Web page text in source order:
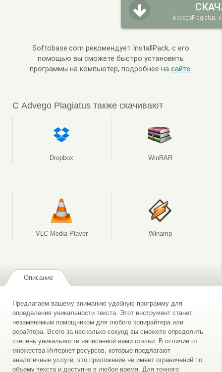
Softobase.com рекомендует InstallPack, с его
помощью вы сможете быстро установить
программы на компьютер, подробнее насайте.
С Advego Plagiatus также скачивают
Dropbox WinRAR
VLC Media Player Winamp
Описание
Предлагаем вашему вниманию удобную программу для
определения уникальности текста. Этот инструмент станет
незаменимым помощником для любого копирайтера или
рерайтера. Всего за несколько секунд вы сможете определить
степень уникальности написанной вами статьи. В отличие от
множества Интернет-ресурсов, которые предлагают
аналогичные услуги, это приложение не имеет ограничений по
объему текста и доступно в любое время. Для точного